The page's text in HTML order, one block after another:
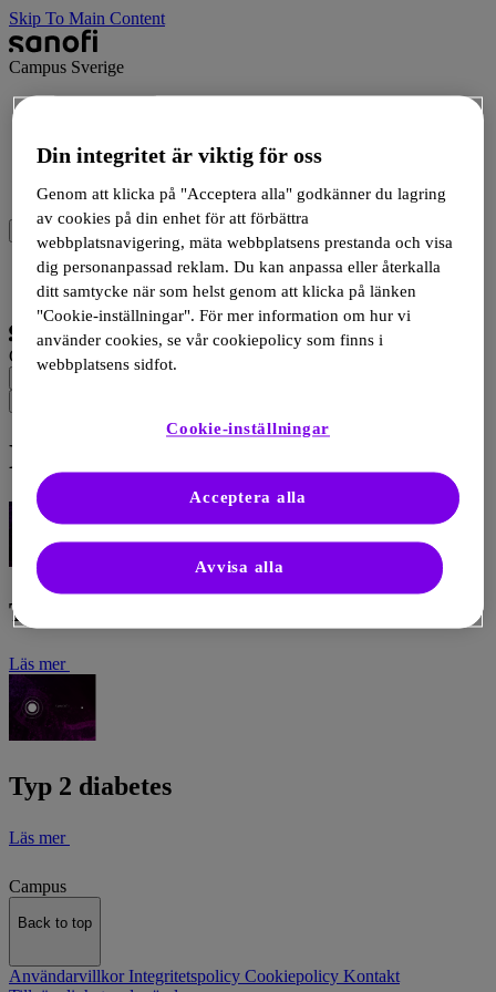
Skip To Main Content
Campus Sverige
Events
Produkter
Medicinsk information
Logga in
Registrera dig
Campus Sverige
Diabetes
Typ 1 diabetes
Läs mer
Typ 2 diabetes
Läs mer
Campus
Back to top
AnvändarvillkorIntegritetspolicy Cookiepolicy Kontakt
Din integritet är viktig för oss
Genom att klicka på "Acceptera alla" godkänner du lagring
av cookies på din enhet för att förbättra
webbplatsnavigering, mäta webbplatsens prestanda och visa
dig personanpassad reklam. Du kan anpassa eller återkalla
ditt samtycke när som helst genom att klicka på länken
"Cookie-inställningar". För mer information om hur vi
använder cookies, se vår cookiepolicy som finns i
webbplatsens sidfot.
Cookie-inställningar
Avvisa alla
Acceptera alla